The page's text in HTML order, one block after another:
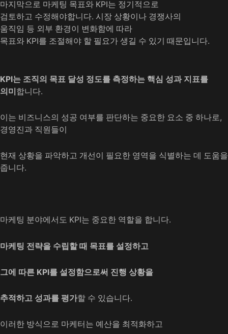
마지막으로 마케팅 목표와 KPI는 정기적으로
검토하고 수정해야합니다. 시장 상황이나 경쟁사의
움직임 등 외부 환경이 변화함에 따라
목표와 KPI를 조절해야 할 필요가 생길 수 있기 때문입니다.
KPI는 조직의 목표 달성 정도를 측정하는 핵심 성과 지표를
의미합니다.
이는 비즈니스의 성공 여부를 판단하는 중요한 요소 중 하나로,
경영진과 직원들이
현재 상황을 파악하고 개선이 필요한 영역을 식별하는 데 도움을
줍니다.
마케팅 분야에서도 KPI는 중요한 역할을 합니다.
마케팅 전략을 수립할 때 목표를 설정하고
그에 따른 KPI를 설정함으로써 진행 상황을
추적하고 성과를 평가할 수 있습니다.
이러한 방식으로 마케터는 예산을 최적화하고